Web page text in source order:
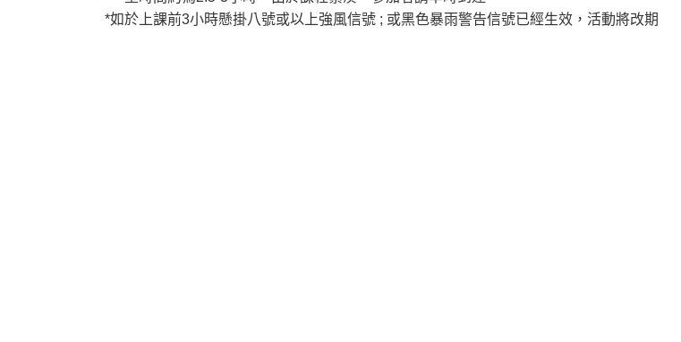
*如於上課前3小時懸掛八號或以上強風信號 ; 或黑色暴雨警告信號已經生效，活動將改期